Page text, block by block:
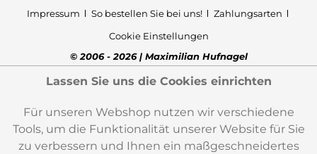
Impressum
So bestellen Sie bei uns!
Zahlungsarten
Cookie Einstellungen
© 2006 - 2026 | Maximilian Hufnagel
Lassen Sie uns die Cookies einrichten
Für unseren Webshop nutzen wir verschiedene
Tools, um die Funktionalität unserer Website für Sie
zu verbessern und Ihnen ein maßgeschneidertes